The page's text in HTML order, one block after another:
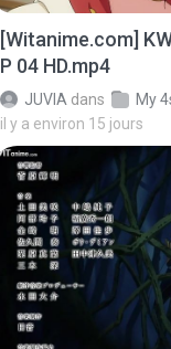
[Witanime.com]
P 04 HD.mp4
JUVIA dans
My
il y a environ 15 jours